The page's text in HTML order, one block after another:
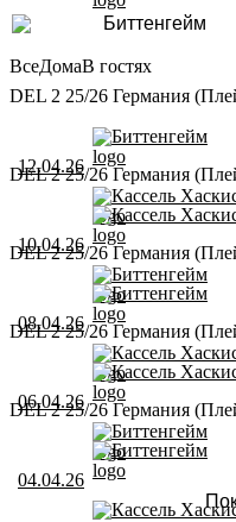
Биттенгейм
ВсеДомаВ гостях
DEL 2 25/26 Германия
12.04.26
Биттенгейм
Кассель
DEL 2 25/26 Германия
10.04.26
Кассель
Биттенгейм
DEL 2 25/26 Германия
08.04.26
Биттенгейм
Кассель
DEL 2 25/26 Германия
06.04.26
Кассель
Биттенгейм
DEL 2 25/26 Германия
04.04.26
Биттенгейм
Кассель